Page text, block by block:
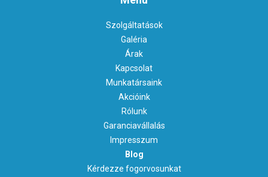
Szolgáltatások
Galéria
Árak
Kapcsolat
Munkatársaink
Akcióink
Rólunk
Garanciavállalás
Impresszum
Blog
Kérdezze fogorvosunkat